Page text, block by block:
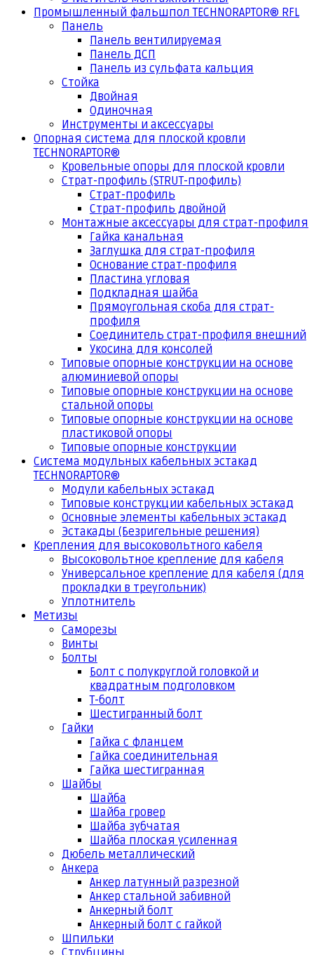
Промышленный фальшпол TECHNORAPTOR® RFL
Панель
Панель вентилируемая
Панель ДСП
Панель из сульфата кальция
Стойка
Двойная
Одиночная
Инструменты и аксессуары
Опорная система для плоской кровли
TECHNORAPTOR®
Кровельные опоры для плоской кровли
Страт-профиль (STRUT-профиль)
Страт-профиль
Страт-профиль двойной
Монтажные аксессуары для страт-профиля
Гайка канальная
Заглушка для страт-профиля
Основание страт-профиля
Пластина угловая
Подкладная шайба
Прямоугольная скоба для страт-
профиля
Соединитель страт-профиля внешний
Укосина для консолей
Типовые опорные конструкции на основе
алюминиевой опоры
Типовые опорные конструкции на основе
стальной опоры
Типовые опорные конструкции на основе
пластиковой опоры
Типовые опорные конструкции
Система модульных кабельных эстакад
TECHNORAPTOR®
Модули кабельных эстакад
Типовые конструкции кабельных эстакад
Основные элементы кабельных эстакад
Эстакады (Безригельные решения)
Крепления для высоковольтного кабеля
Высоковольтное крепление для кабеля
Универсальное крепление для кабеля (для
прокладки в треугольник)
Уплотнитель
Метизы
Саморезы
Винты
Болты
Болт с полукруглой головкой и
квадратным подголовком
Т-болт
Шестигранный болт
Гайки
Гайка с фланцем
Гайка соединительная
Гайка шестигранная
Шайбы
Шайба
Шайба гровер
Шайба зубчатая
Шайба плоская усиленная
Дюбель металлический
Анкера
Анкер латунный разрезной
Анкер стальной забивной
Анкерный болт
Анкерный болт с гайкой
Шпильки